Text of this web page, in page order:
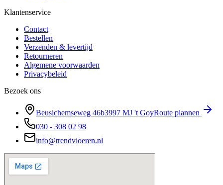
Klantenservice
Contact
Bestellen
Verzenden & levertijd
Retourneren
Algemene voorwaarden
Privacybeleid
Bezoek ons
Beusichemseweg 46b3997 MJ 't GoyRoute plannen
030 - 308 02 98
info@trendvloeren.nl